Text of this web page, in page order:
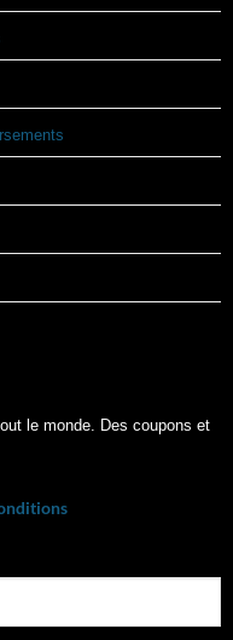
le monde. Des coupons et